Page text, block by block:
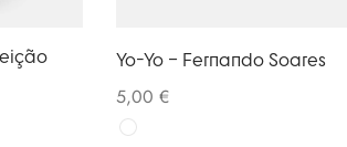
Yo-Yo – Fernando Soares
5,00 €